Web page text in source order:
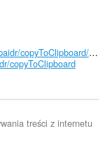
https://github.com/mubaidr/copyToClipboard/issues/new
copyToClipboard
treści z internetu